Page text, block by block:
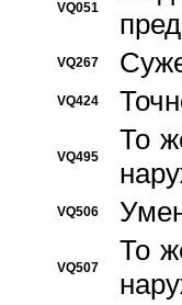
VQ051
VQ267
VQ424
VQ495
То
VQ506
VQ507
То